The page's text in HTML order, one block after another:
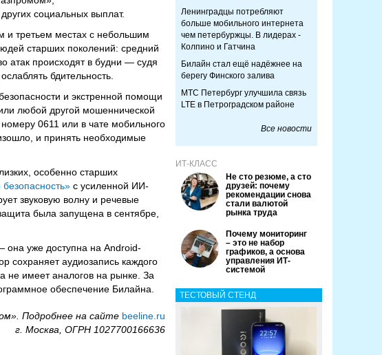
социальных выплат.
и третьем местах с небольшим
старших поколений: средний
атак происходят в будни — судя
бдительность.
и экстренной помощи
любой другой мошеннической
0611 или в чате мобильного
и принять необходимые
особенно старших
с усиленной ИИ-
звуковую волну и речевые
была запущена в сентябре,
она уже доступна на Android-
сохраняет аудиозапись каждого
не имеет аналогов на рынке. За
обеспечение Билайна.
Подробнее на сайте beeline.ru
г. Москва, ОГРН 1027700166636
Ленинградцы потребляют
больше мобильного интернета
чем петербуржцы. В лидерах -
Колпино и Гатчина
Билайн стал ещё надёжнее на
берегу Финского залива
МТС Петербург улучшила связь
LTE в Петроградском районе
Все новости
ИТ-КЛАСС
Не сто резюме, а сто
друзей: почему
рекомендации снова
стали валютой
рынка труда
Почему мониторинг
– это не набор
графиков, а основа
управления ИТ-
системой
ТЕСТОВЫЙ СТЕНД